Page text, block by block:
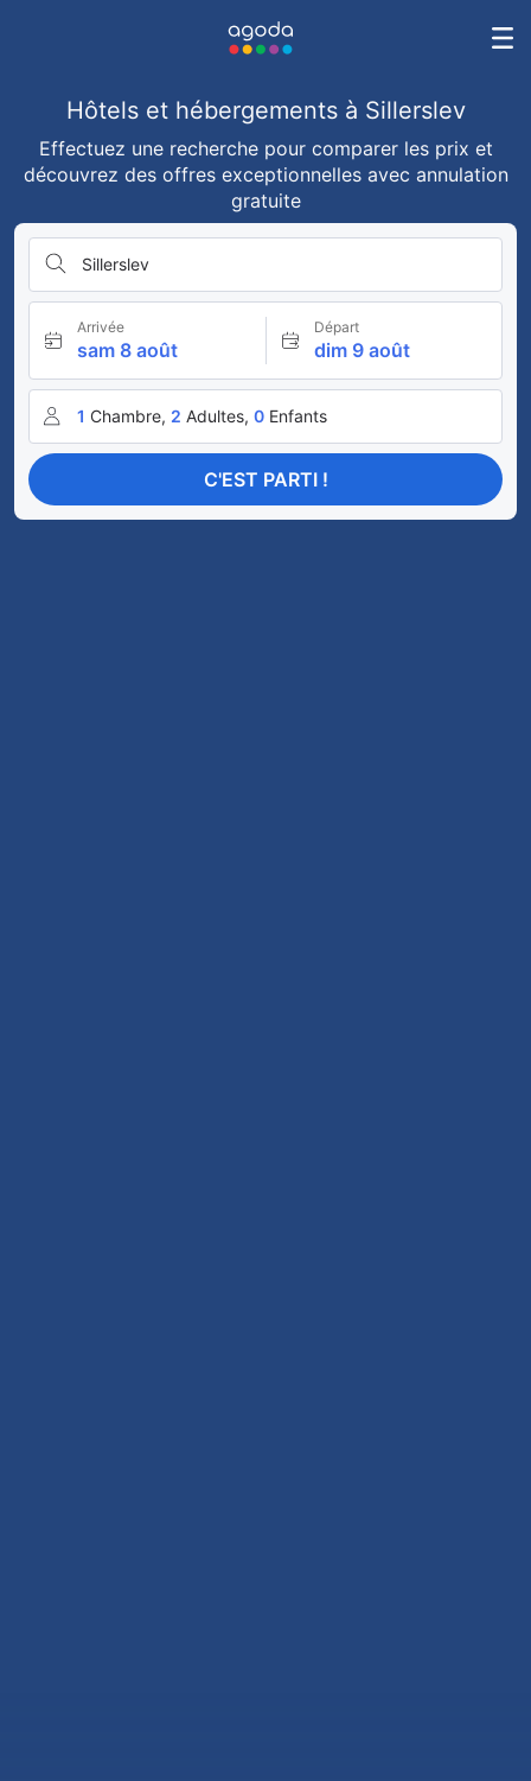
Hôtels et hébergements à Sillerslev
Effectuez une recherche pour comparer les prix et
découvrez des offres exceptionnelles avec annulation
gratuite
Sillerslev
Arrivée
sam 8 août
Départ
dim 9 août
1 Chambre, 2 Adultes, 0 Enfants
C'EST PARTI !